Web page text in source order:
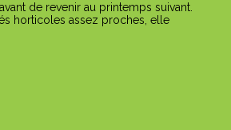
de revenir au printemps suivant.
horticoles assez proches, elle